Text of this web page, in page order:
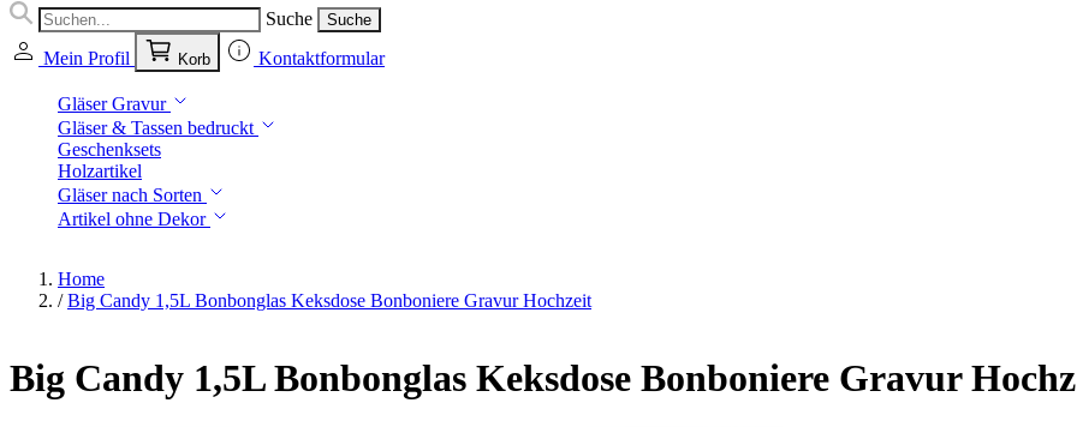
Suche Suche
Mein Profil Korb Kontaktformular
Gläser Gravur
Gläser & Tassen bedruckt
Geschenksets
Holzartikel
Gläser nach Sorten
Artikel ohne Dekor
Home
/ Big Candy 1,5L Bonbonglas Keksdose Bonboniere Gravur Hochzeit
Big Candy 1,5L Bonbonglas Keksdose Bonboniere Gravur